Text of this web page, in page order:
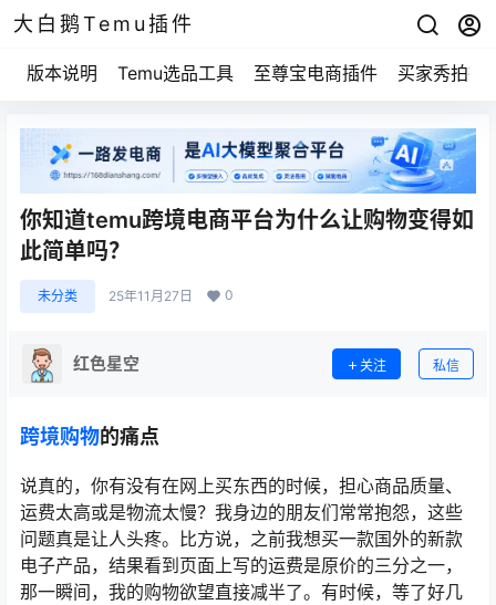
大白鹅Temu插件
版本说明 Temu选品工具 至尊宝电商插件 买家秀拍摄
你知道temu跨境电商平台为什么让购物变得如
此简单吗？
未分类 25年11月27日 0
红色星空 关注 私信
跨境购物的痛点
说真的，你有没有在网上买东西的时候，担心商品质量、
运费太高或是物流太慢？我身边的朋友们常常抱怨，这些
问题真是让人头疼。比方说，之前我想买一款国外的新款
电子产品，结果看到页面上写的运费是原价的三分之一，
那一瞬间，我的购物欲望直接减半了。有时候，等了好几